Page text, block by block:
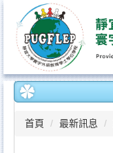
容
區
首頁 最新訊息